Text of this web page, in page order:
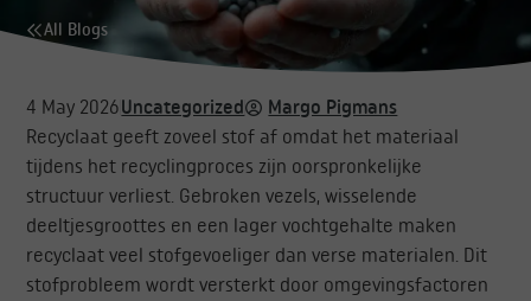
All Blogs
4 May 2026Uncategorized
Margo Pigmans
Recyclaat geeft zoveel stof af omdat het materiaal
tijdens het recyclingproces zijn oorspronkelijke
structuur verliest. Gebroken vezels, wisselende
deeltjesgroottes en een lager vochtgehalte maken
recyclaat veel stofgevoeliger dan verse materialen. Dit
stofprobleem wordt versterkt door omgevingsfactoren